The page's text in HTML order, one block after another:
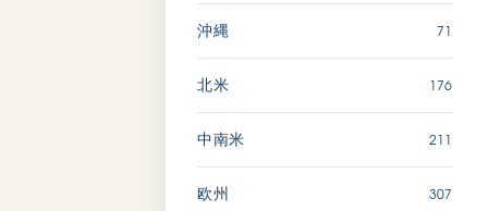
沖縄 71
北米 176
中南米 211
欧州 307